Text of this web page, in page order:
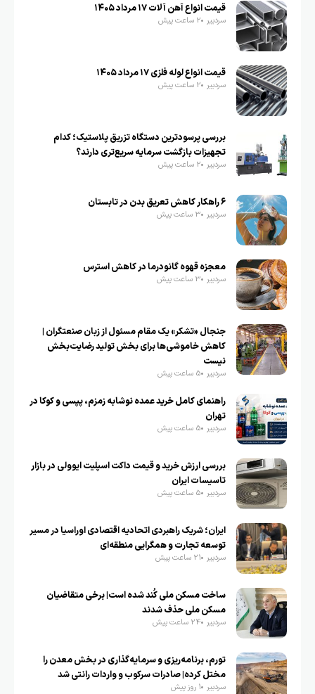
قیمت انواع آهن آلات ۱۷ مرداد ۱۴۰۵
سردبیر 2 ساعت پیش
قیمت انواع لوله فلزی ۱۷ مرداد ۱۴۰۵
سردبیر 2 ساعت پیش
بررسی پرسودترین دستگاه تزریق پلاستیک؛ کدام
تجهیزات بازگشت سرمایه سریع‌تری دارند؟
سردبیر 2 ساعت پیش
۶ راهکار کاهش تعریق بدن در تابستان
سردبیر 3 ساعت پیش
معجزه قهوه گانودرما در کاهش استرس
سردبیر 3 ساعت پیش
جنجال «تشکر» یک مقام مسئول از زبان صنعتگران |
کاهش خاموشی‌ها برای بخش تولید رضایت‌بخش
نیست
سردبیر 5 ساعت پیش
راهنمای کامل خرید عمده نوشابه زمزم، پپسی و کوکا در
تهران
سردبیر 5 ساعت پیش
بررسی ارزش خرید و قیمت داکت اسپلیت ایوولی در بازار
تاسیسات ایران
سردبیر 5 ساعت پیش
ایران؛ شریک راهبردی اتحادیه اقتصادی اوراسیا در مسیر
توسعه تجارت و همگرایی منطقه‌ای
سردبیر 21 ساعت پیش
ساخت مسکن ملی کُند شده است| برخی متقاضیان
مسکن ملی حذف شدند
سردبیر 24 ساعت پیش
تورم، برنامه‌ریزی و سرمایه‌گذاری در بخش معدن را
مختل کرده| صادرات سرکوب و واردات رانتی شد
سردبیر 1 روز پیش